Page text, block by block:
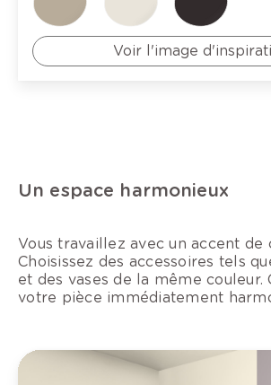
Voir l'image
Un espace harmonieux
Vous travaillez avec un accent de
Choisissez des accessoires tels
et des vases de la même couleur.
votre pièce immédiatement